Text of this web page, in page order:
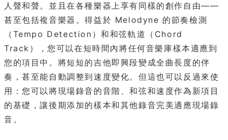
人聲和聲。並且在各種樂器上享有同樣的創作自由——
甚至包括複音樂器。得益於 Melodyne 的節奏檢測
（Tempo Detection）和和弦軌道（Chord
Track），您可以在短時間內將任何音樂庫樣本適應到
您的項目中。將短短的吉他即興段變成全曲長度的伴
奏，甚至能自動調整到速度變化。但這也可以反過來使
用：您可以將現場錄音的音階、和弦和速度作為新項目
的基礎，讓後期添加的樣本和其他錄音完美適應現場錄
音。